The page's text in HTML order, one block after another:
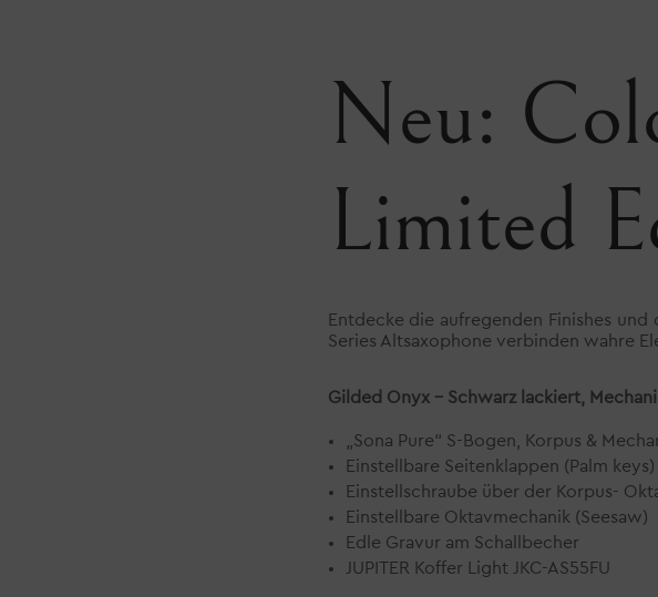
Neu:
Limited
Entdecke die aufregenden Finishes und
Series Altsaxophone verbinden wahre
Gilded Onyx – Schwarz lackiert,
„Sona Pure“ S-Bogen, Korpus &
Einstellbare Seitenklappen (Palm keys)
Einstellschraube über der Korpus-
Einstellbare Oktavmechanik (Seesaw)
Edle Gravur am Schallbecher
JUPITER Koffer Light JKC-AS55FU